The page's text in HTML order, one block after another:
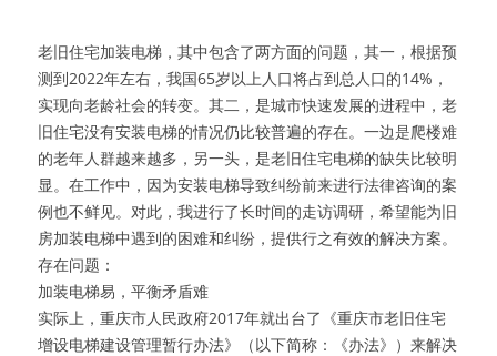
老旧住宅加装电梯，其中包含了两方面的问题，其一，根据预
测到2022年左右，我国65岁以上人口将占到总人口的14%，
实现向老龄社会的转变。其二，是城市快速发展的进程中，老
旧住宅没有安装电梯的情况仍比较普遍的存在。一边是爬楼难
的老年人群越来越多，另一头，是老旧住宅电梯的缺失比较明
显。在工作中，因为安装电梯导致纠纷前来进行法律咨询的案
例也不鲜见。对此，我进行了长时间的走访调研，希望能为旧
房加装电梯中遇到的困难和纠纷，提供行之有效的解决方案。
存在问题：
加装电梯易，平衡矛盾难
实际上，重庆市人民政府2017年就出台了《重庆市老旧住宅
增设电梯建设管理暂行办法》（以下简称：《办法》）来解决